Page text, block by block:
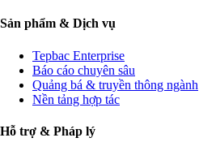
Sản phẩm & Dịch vụ
Tepbac Enterprise
Báo cáo chuyên sâu
Quảng bá & truyền thông ngành
Nền tảng hợp tác
Hỗ trợ & Pháp lý